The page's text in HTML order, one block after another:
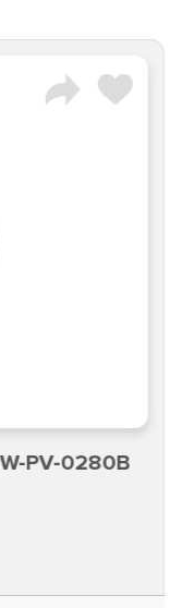
PV-0280B